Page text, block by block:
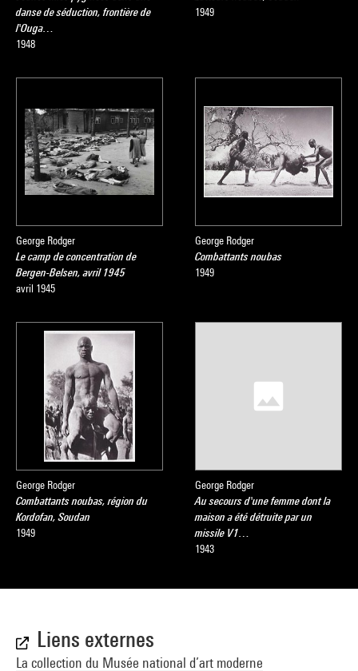
danse de séduction, frontière de
l'Ouga…
1948
1949
George Rodger
Le camp de concentration de
Bergen-Belsen, avril 1945
avril 1945
George Rodger
Combattants noubas
1949
George Rodger
Combattants noubas, région du
Kordofan, Soudan
1949
George Rodger
Au secours d'une femme dont la
maison a été détruite par un
missile V1…
1943
Liens externes
La collection du Musée national d’art moderne